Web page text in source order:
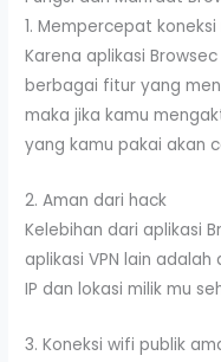
1. Mempercepat
Karena aplikasi
berbagai fitur yang
maka jika kamu
yang kamu pakai akan
2. Aman dari hack
Kelebihan dari aplikasi
aplikasi VPN lain
IP dan lokasi milik mu
3. Koneksi wifi publik